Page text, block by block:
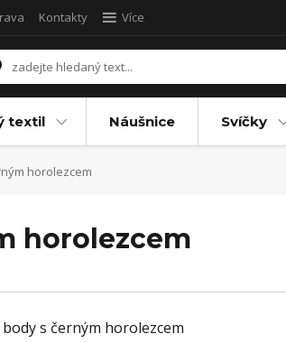
Kontakty Více
textil Náušnice Svíčky
horolezcem
horolezcem